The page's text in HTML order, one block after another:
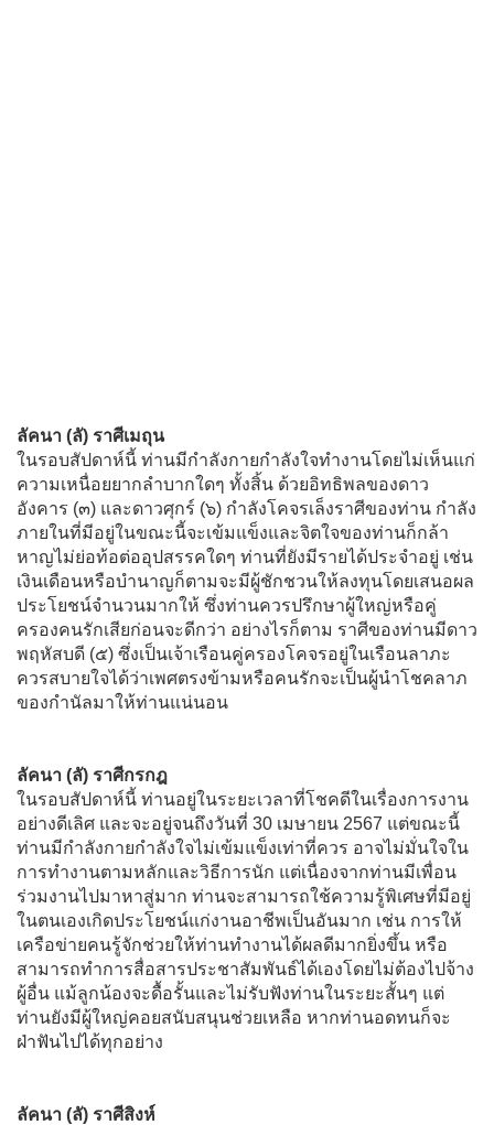
ลัคนา (ลั) ราศีเมถุน
ในรอบสัปดาห์นี้ ท่านมีกำลังกายกำลังใจทำงานโดยไม่เห็นแก่
ความเหนื่อยยากลำบากใดๆ ทั้งสิ้น ด้วยอิทธิพลของดาว
อังคาร (๓) และดาวศุกร์ (๖) กำลังโคจรเล็งราศีของท่าน กำลัง
ภายในที่มีอยู่ในขณะนี้จะเข้มแข็งและจิตใจของท่านก็กล้า
หาญไม่ย่อท้อต่ออุปสรรคใดๆ ท่านที่ยังมีรายได้ประจำอยู่ เช่น
เงินเดือนหรือบำนาญก็ตามจะมีผู้ชักชวนให้ลงทุนโดยเสนอผล
ประโยชน์จำนวนมากให้ ซึ่งท่านควรปรึกษาผู้ใหญ่หรือคู่
ครองคนรักเสียก่อนจะดีกว่า อย่างไรก็ตาม ราศีของท่านมีดาว
พฤหัสบดี (๕) ซึ่งเป็นเจ้าเรือนคู่ครองโคจรอยู่ในเรือนลาภะ
ควรสบายใจได้ว่าเพศตรงข้ามหรือคนรักจะเป็นผู้นำโชคลาภ
ของกำนัลมาให้ท่านแน่นอน
ลัคนา (ลั) ราศีกรกฎ
ในรอบสัปดาห์นี้ ท่านอยู่ในระยะเวลาที่โชคดีในเรื่องการงาน
อย่างดีเลิศ และจะอยู่จนถึงวันที่ 30 เมษายน 2567 แต่ขณะนี้
ท่านมีกำลังกายกำลังใจไม่เข้มแข็งเท่าที่ควร อาจไม่มั่นใจใน
การทำงานตามหลักและวิธีการนัก แต่เนื่องจากท่านมีเพื่อน
ร่วมงานไปมาหาสู่มาก ท่านจะสามารถใช้ความรู้พิเศษที่มีอยู่
ในตนเองเกิดประโยชน์แก่งานอาชีพเป็นอันมาก เช่น การให้
เครือข่ายคนรู้จักช่วยให้ท่านทำงานได้ผลดีมากยิ่งขึ้น หรือ
สามารถทำการสื่อสารประชาสัมพันธ์ได้เองโดยไม่ต้องไปจ้าง
ผู้อื่น แม้ลูกน้องจะดื้อรั้นและไม่รับฟังท่านในระยะสั้นๆ แต่
ท่านยังมีผู้ใหญ่คอยสนับสนุนช่วยเหลือ หากท่านอดทนก็จะ
ฝ่าฟันไปได้ทุกอย่าง
ลัคนา (ลั) ราศีสิงห์